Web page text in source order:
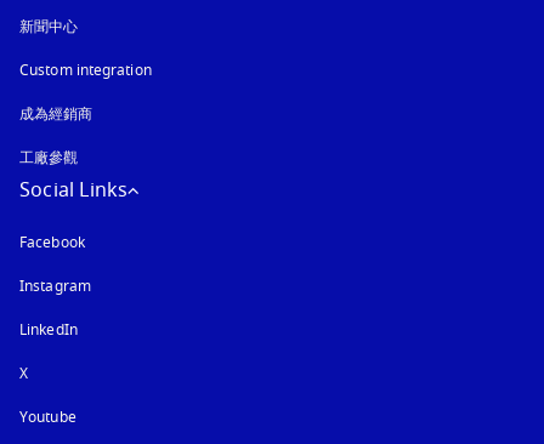
新聞中心
Custom integration
成為經銷商
工廠參觀
Social Links
Facebook
Instagram以新標籤頁開啟
LinkedIn
X
Youtube以新標籤頁開啟